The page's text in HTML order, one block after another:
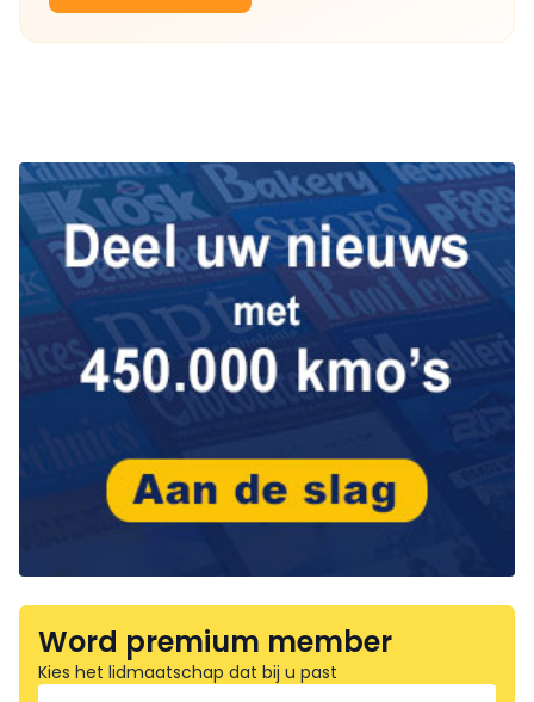
Word premium member
Kies het lidmaatschap dat bij u past